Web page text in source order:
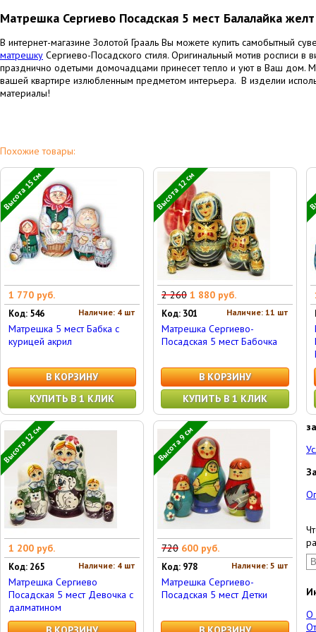
Матрешка Сергиево Посадская 5 мест Балалайка желт
В интернет-магазине Золотой Грааль Вы можете купить самобытный
матрешку Сергиево-Посадского стиля. Оригинальный мотив росписи в
празднично одетыми домочадцами принесет тепло и уют в Ваш дом.
вашей квартире излюбленным предметом интерьера. В изделии
материалы!
Похожие товары:
Высота 15 см
1 770 руб.
Наличие: 4 шт
Код: 546
Матрешка 5 мест Бабка с
курицей акрил
В КОРЗИНУ
КУПИТЬ В 1 КЛИК
Высота 12 см
2 260 1 880 руб.
Наличие: 11 шт
Код: 301
Матрешка Сергиево-
Посадская 5 мест Бабочка
В КОРЗИНУ
КУПИТЬ В 1 КЛИК
Высота 12 см
1 200 руб.
Наличие: 4 шт
Код: 265
Матрешка Сергиево
Посадская 5 мест Девочка с
далматином
Высота 9 см
720 600 руб.
Наличие: 5 шт
Код: 978
Матрешка Сергиево-
Посадская 5 мест Детки
О